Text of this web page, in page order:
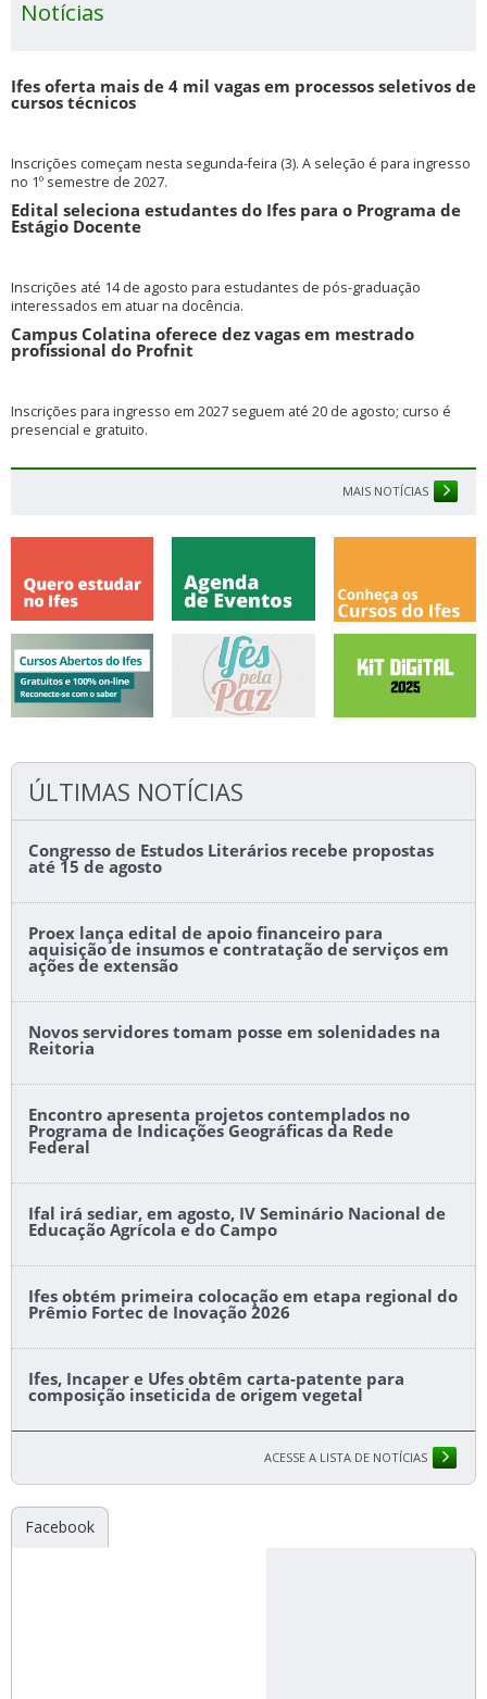
Notícias
Ifes oferta mais de 4 mil vagas em processos seletivos de
cursos técnicos
Inscrições começam nesta segunda-feira (3). A seleção é para ingresso
no 1º semestre de 2027.
Edital seleciona estudantes do Ifes para o Programa de
Estágio Docente
Inscrições até 14 de agosto para estudantes de pós-graduação
interessados em atuar na docência.
Campus Colatina oferece dez vagas em mestrado
profissional do Profnit
Inscrições para ingresso em 2027 seguem até 20 de agosto; curso é
presencial e gratuito.
MAIS NOTÍCIAS
ÚLTIMAS NOTÍCIAS
Congresso de Estudos Literários recebe propostas
até 15 de agosto
Proex lança edital de apoio financeiro para
aquisição de insumos e contratação de serviços em
ações de extensão
Novos servidores tomam posse em solenidades na
Reitoria
Encontro apresenta projetos contemplados no
Programa de Indicações Geográficas da Rede
Federal
Ifal irá sediar, em agosto, IV Seminário Nacional de
Educação Agrícola e do Campo
Ifes obtém primeira colocação em etapa regional do
Prêmio Fortec de Inovação 2026
Ifes, Incaper e Ufes obtêm carta-patente para
composição inseticida de origem vegetal
ACESSE A LISTA DE NOTÍCIAS
Facebook